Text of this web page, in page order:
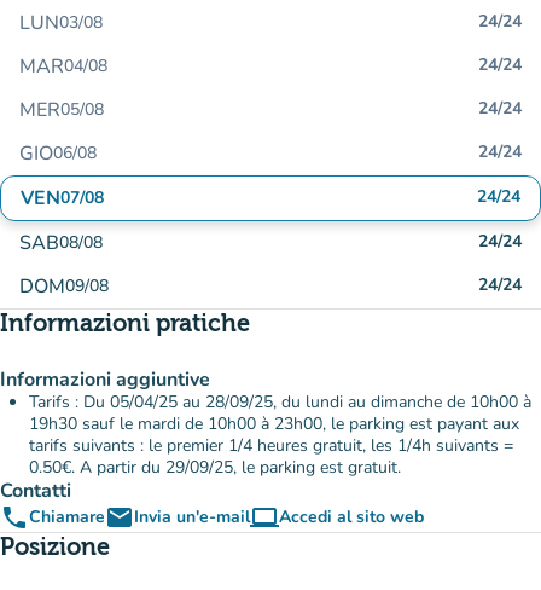
LUN03/08 24/24
MAR04/08 24/24
MER05/08 24/24
GIO06/08 24/24
VEN07/08 24/24
SAB08/08 24/24
DOM09/08 24/24
Informazioni pratiche
Informazioni aggiuntive
Tarifs : Du 05/04/25 au 28/09/25, du lundi au dimanche de 10h00 à
19h30 sauf le mardi de 10h00 à 23h00, le parking est payant aux
tarifs suivants : le premier 1/4 heures gratuit, les 1/4h suivants =
0.50€. A partir du 29/09/25, le parking est gratuit.
Contatti
phoneChiamareemailInvia un'e-mailcomputerAccedi al sito web
(nuova scheda)
Posizione